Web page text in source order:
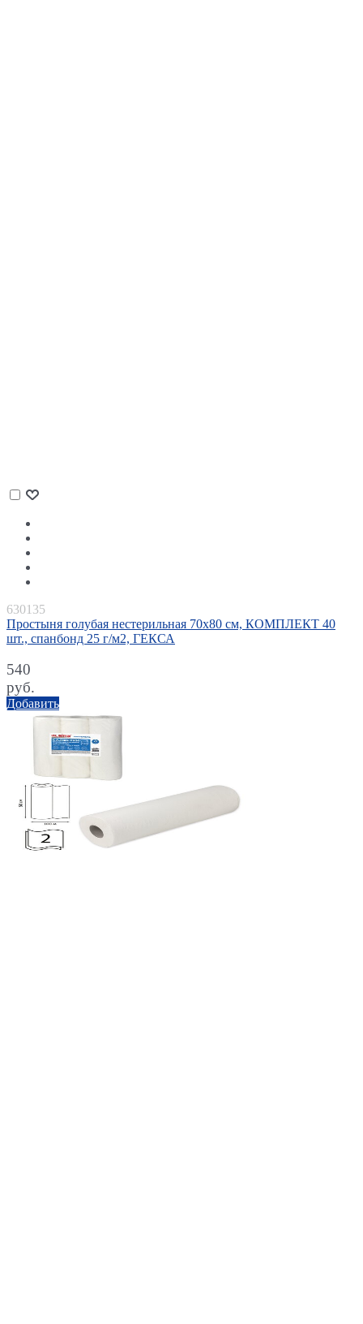
630135
Простыня голубая нестерильная 70х80 см, КОМПЛЕКТ 40
шт., спанбонд 25 г/м2, ГЕКСА
540
руб.
Добавить